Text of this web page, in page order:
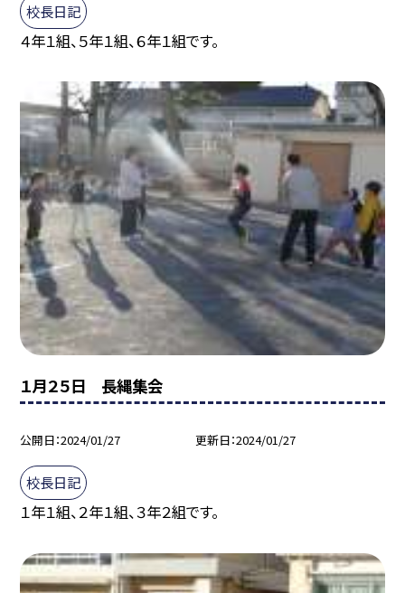
校長日記
４年１組、５年１組、６年１組です。
１月２５日 長縄集会
公開日 2024/01/27 更新日 2024/01/27
校長日記
１年１組、２年１組、３年２組です。